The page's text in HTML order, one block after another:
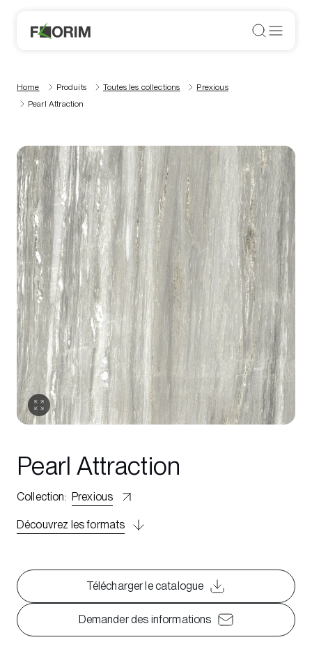
Home Produits Toutes les collections
Prexious
Pearl Attraction
Pearl Attraction
Collection: Prexious
Découvrez les formats
Télécharger le catalogue
Demander des informations